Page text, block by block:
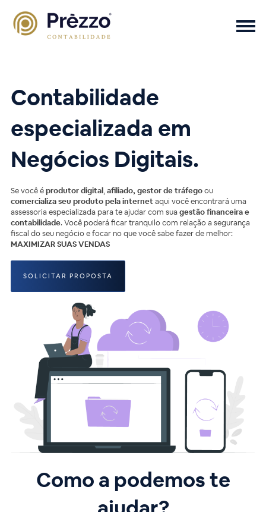
Contabilidade
especializada em
Negócios Digitais.
Se você éprodutor digital,afiliado, gestor de tráfegoou
comercializa seu produto pela internetaqui você encontrará uma
assessoria especializada para te ajudar com suagestão financeira e
contabilidade. Você poderá ficar tranquilo com relação a segurança
fiscal do seu negócio e focar no que você sabe fazer de melhor:
MAXIMIZAR SUAS VENDAS
SOLICITAR PROPOSTA
Como a podemos te